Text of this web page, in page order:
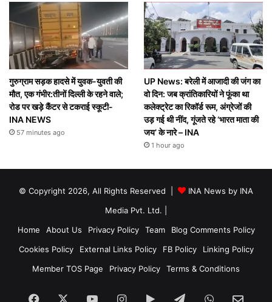
गुरुग्राम सड़क हादसे में युवक-युवती की
मौत, एक गंभीर:तीनों दिल्ली के रहने वाले;
रोड पर खड़े कैंटर से टकराई स्कूटी-
INA NEWS
57 minutes ago
UP News: बरेली में आजादी की जंग का
वो दिन: जब क्रांतिकारियों ने फूंका था
कलेक्ट्रेट का रिकॉर्ड रूम, अंग्रेजों की
उड़ गई थी नींद, गूंजते रहे ‘भारत माता की
जय’ के नारे – INA
1 hour ago
© Copyright 2026, All Rights Reserved |
INA News by INA
Media Pvt. Ltd.
Home
About Us Privacy Policy Team
Blog Comments Policy
Cookies Policy
External Links Policy FB Policy
Linking Policy
Member TOS Page
Privacy Policy Terms & Conditions
Facebook YouTubeInstagram
Google TelegramWhatsApp